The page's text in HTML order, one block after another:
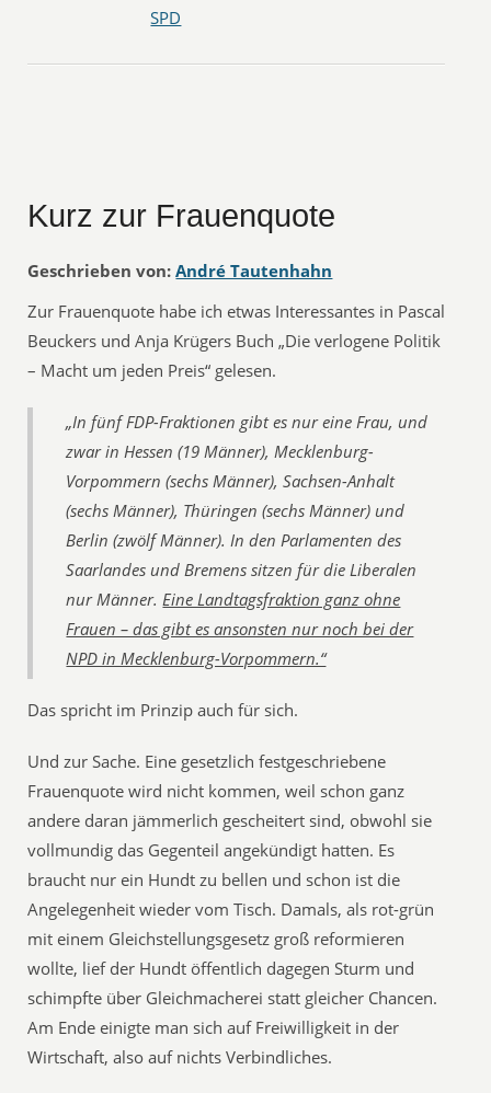
SPD
Kurz zur Frauenquote
Geschrieben von: André Tautenhahn
Zur Frauenquote habe ich etwas Interessantes in Pascal
Beuckers und Anja Krügers Buch „Die verlogene Politik
– Macht um jeden Preis“ gelesen.
„In fünf FDP-Fraktionen gibt es nur eine Frau, und
zwar in Hessen (19 Männer), Mecklenburg-
Vorpommern (sechs Männer), Sachsen-Anhalt
(sechs Männer), Thüringen (sechs Männer) und
Berlin (zwölf Männer). In den Parlamenten des
Saarlandes und Bremens sitzen für die Liberalen
nur Männer.Eine Landtagsfraktion ganz ohne
Frauen – das gibt es ansonsten nur noch bei der
NPD in Mecklenburg-Vorpommern.“
Das spricht im Prinzip auch für sich.
Und zur Sache. Eine gesetzlich festgeschriebene
Frauenquote wird nicht kommen, weil schon ganz
andere daran jämmerlich gescheitert sind, obwohl sie
vollmundig das Gegenteil angekündigt hatten. Es
braucht nur ein Hundt zu bellen und schon ist die
Angelegenheit wieder vom Tisch. Damals, als rot-grün
mit einem Gleichstellungsgesetz groß reformieren
wollte, lief der Hundt öffentlich dagegen Sturm und
schimpfte über Gleichmacherei statt gleicher Chancen.
Am Ende einigte man sich auf Freiwilligkeit in der
Wirtschaft, also auf nichts Verbindliches.